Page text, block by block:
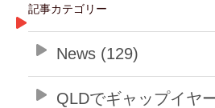
記事カテゴリー
News (129)
QLDでギャップイヤ